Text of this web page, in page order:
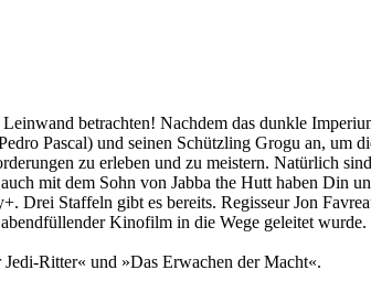
betrachten! Nachdem das dunkle
Pascal) und seinen Schützling Grogu an, um
zu erleben und zu meistern. Natürlich
mit dem Sohn von Jabba the Hutt haben Din
Staffeln gibt es bereits. Regisseur Jon
Kinofilm in die Wege geleitet
Ritter« und »Das Erwachen der Macht«.